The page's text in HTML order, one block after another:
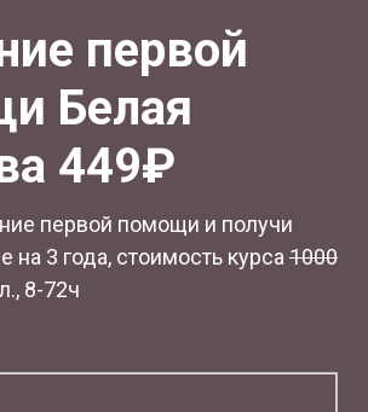
первой
Белая
449₽
первой помощи и получи
на 3 года, стоимость курса1000
8-72ч